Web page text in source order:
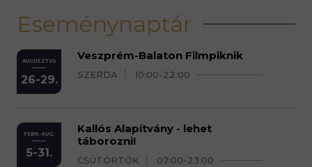
Eseménynaptár
AUGUSZTUS
26-29.
Veszprém-Balaton Filmpiknik
SZERDA 10:00-22:00
FEBR.-AUG.
5-31.
Kallós Alapítvány - lehet
táborozni!
CSÜTÖRTÖK 07:00-23:00